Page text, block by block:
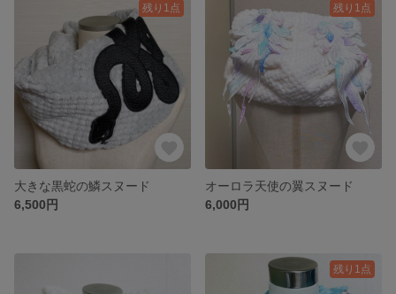
残り1点
大きな黒蛇の鱗スヌード
6,500円
残り1点
オーロラ天使の翼スヌード
6,000円
残り1点